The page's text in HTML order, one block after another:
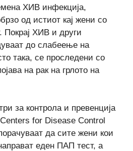
ХИВ инфекција,
од истиот кај жени со
Покрај ХИВ и други
до слабеење на
така, се проследени со
на рак на грлото на
за контрола и превенција
for Disease Control
да сите жени кои
еден ПАП тест, а